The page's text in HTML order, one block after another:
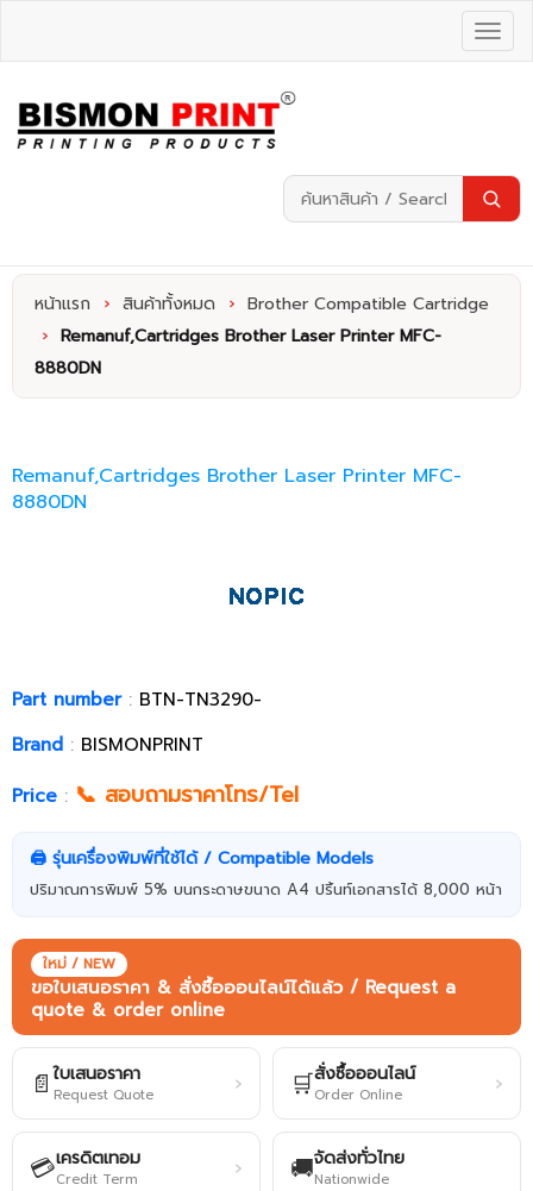
หน้าแรก › สินค้าทั้งหมด › Brother Compatible Cartridge
› Remanuf,Cartridges Brother Laser Printer MFC-
8880DN
Remanuf,Cartridges Brother Laser Printer MFC-
8880DN
Part number: BTN-TN3290-
Brand : BISMONPRINT
Price : 📞 สอบถามราคาโทร/Tel
🖨️ รุ่นเครื่องพิมพ์ที่ใช้ได้ / Compatible Models
ปริมาณการพิมพ์ 5% บนกระดาษขนาด A4 ปริ้นท์เอกสารได้ 8,000 หน้า
ใหม่ / NEW
ขอใบเสนอราคา & สั่งซื้อออนไลน์ได้แล้ว / Request a
quote & order online
📄 ใบเสนอราคา
Request Quote › 🛒สั่งซื้อออนไลน์
Order Online ›
💳เครดิตเทอม
Credit Term › 🚚จัดส่งทั่วไทย
Nationwide